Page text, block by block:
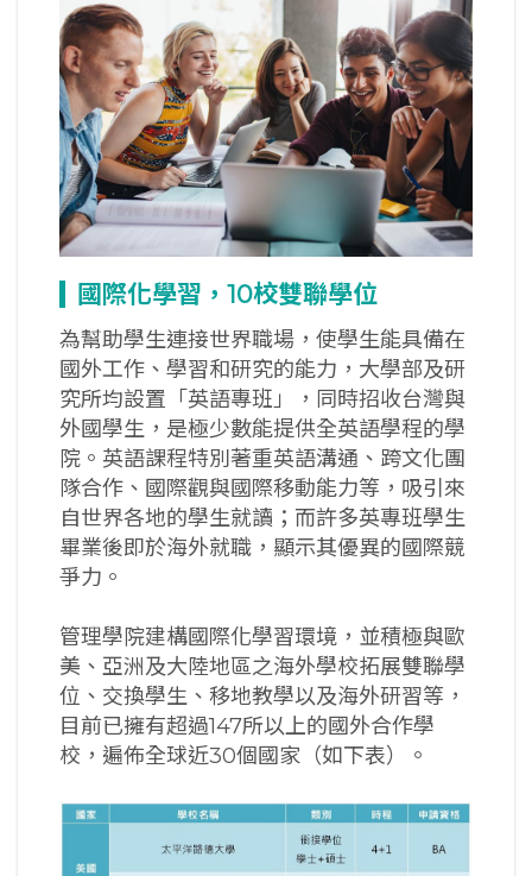
國際化學習，10校雙聯學位
為幫助學生連接世界職場，使學生能具備在
國外工作、學習和研究的能力，大學部及研
究所均設置「英語專班」，同時招收台灣與
外國學生，是極少數能提供全英語學程的學
院。英語課程特別著重英語溝通、跨文化團
隊合作、國際觀與國際移動能力等，吸引來
自世界各地的學生就讀；而許多英專班學生
畢業後即於海外就職，顯示其優異的國際競
爭力。
管理學院建構國際化學習環境，並積極與歐
美、亞洲及大陸地區之海外學校拓展雙聯學
位、交換學生、移地教學以及海外研習等，
目前已擁有超過147所以上的國外合作學
校，遍佈全球近30個國家（如下表）。